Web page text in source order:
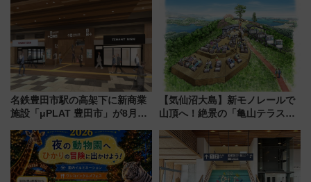
年祭にそうにゃん＆DB.スター
マンが登場
名鉄豊田市駅の高架下に新商業
施設「μPLAT 豊田市」が8月26
たな玄関口へ
【気仙沼大島】新モノレールで
山頂へ！絶景の「亀山テラス
暇村のお得な日帰りプランも登
場